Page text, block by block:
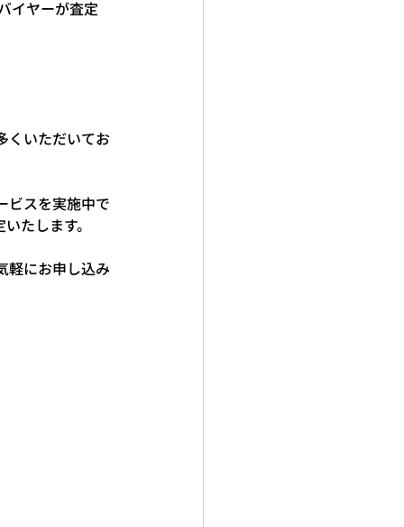
イヤーが査定
くいただいてお
ビスを実施中で
たします。
軽にお申し込み